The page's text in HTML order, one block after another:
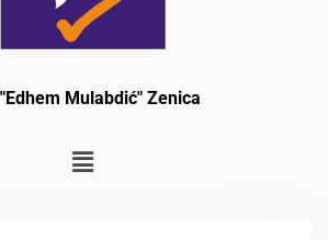
Mulabdić" Zenica